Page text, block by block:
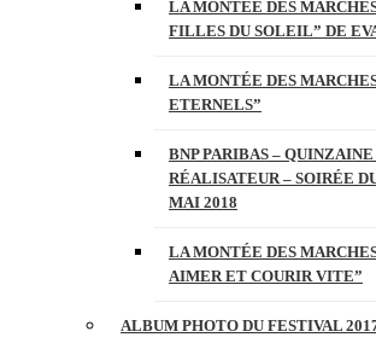
LA MONTÉE DES
FILLES DU SOLEIL” DE
LA MONTÉE DES
ETERNELS”
BNP PARIBAS – QUINZAINE
RÉALISATEUR – SOIRÉE
MAI 2018
LA MONTÉE DES
AIMER ET COURIR VITE”
ALBUM PHOTO DU FESTIVAL